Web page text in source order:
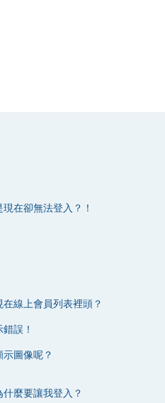
在卻無法登入？！
線上會員列表裡頭？
誤！
圖像呢？
麼要讓我登入？